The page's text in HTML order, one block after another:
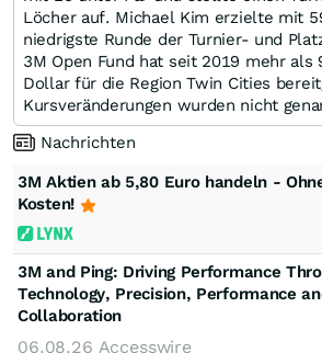
Löcher auf. Michael Kim erzielte mit
niedrigste Runde der Turnier- und
3M Open Fund hat seit 2019 mehr als
Dollar für die Region Twin Cities
Kursveränderungen wurden nicht
Nachrichten
3M Aktien ab 5,80 Euro handeln -
Kosten!
3M and Ping: Driving Performance
Technology, Precision, Performance
Collaboration
06.08.26 Accesswire